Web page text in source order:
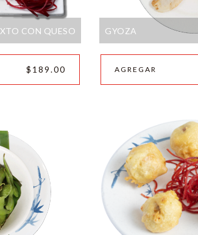
CON QUESO
$189.00
GYOZA
AGREGAR